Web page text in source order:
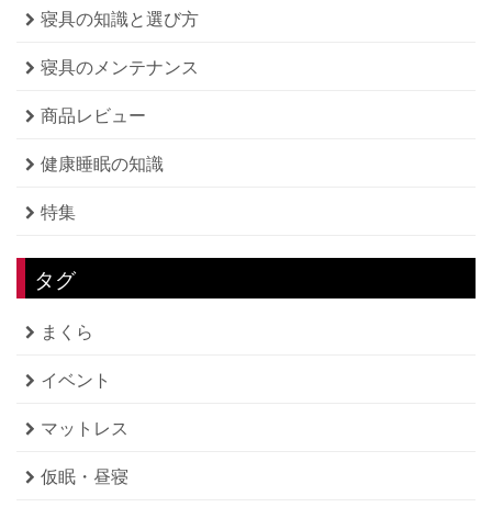
寝具の知識と選び方
寝具のメンテナンス
商品レビュー
健康睡眠の知識
特集
タグ
まくら
イベント
マットレス
仮眠・昼寝